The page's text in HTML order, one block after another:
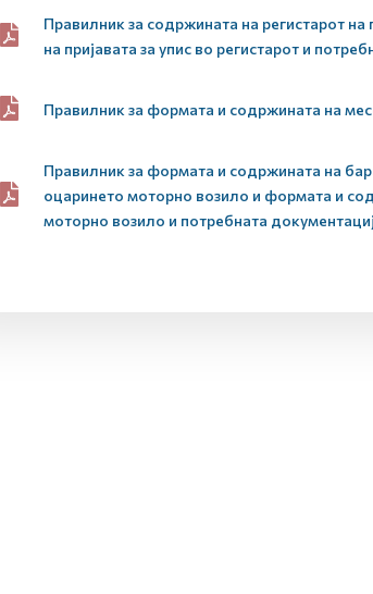
Правилник за содржината на регистарот
на пријавата за упис во регистарот и
Правилник за формата и содржината на
Правилник за формата и содржината на
оцаринето моторно возило и формата и
моторно возило и потребната